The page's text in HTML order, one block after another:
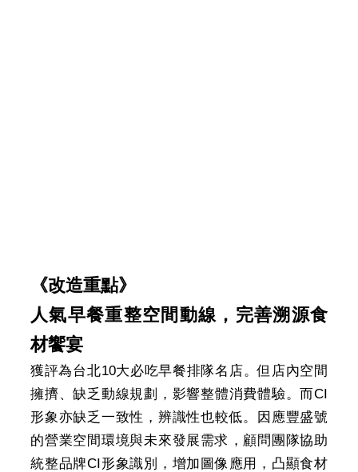
《改造重點》
人氣早餐重整空間動線，完善溯源食
材饗宴
獲評為台北10大必吃早餐排隊名店。但店內空間
擁擠、缺乏動線規劃，影響整體消費體驗。而CI
形象亦缺乏一致性，辨識性也較低。因應豐盛號
的營業空間環境與未來發展需求，顧問團隊協助
統整品牌CI形象識別，增加圖像應用，凸顯食材